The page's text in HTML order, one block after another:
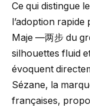
Ce qui distingue
l’adoption
Maje —两步 du
silhouettes fluid
évoquent
Sézane, la
françaises,